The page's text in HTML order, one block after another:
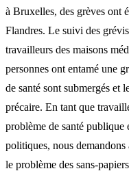
à Bruxelles, des grèves ont
Flandres. Le suivi des
travailleurs des maisons
personnes ont entamé une
de santé sont submergés et
précaire. En tant que
problème de santé publique
politiques, nous
le problème des sans-